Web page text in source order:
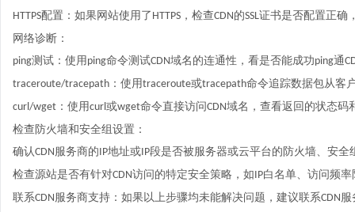
HTTPS配置：如果网站使用了 HTTPS ，检查CDN的SSL证书是否配置正确
网络诊断：
ping测试：使用 ping命令测试CDN域名的连通性，看是否能成功ping通
traceroute/tracepath ：使用traceroute或tracepath命令追踪数据包从客
curl/wget ：使用curl或wget命令直接访问CDN域名，查看返回的状态码
检查防火墙和安全组设置：
确认CDN服务商的IP地址或IP段是否被服务器或云平台的防火墙、安全
检查源站是否有针对CDN访问的特定安全策略，如IP白名单、访问频率
联系CDN服务商支持：如果以上步骤均未能解决问题，建议联系CDN服